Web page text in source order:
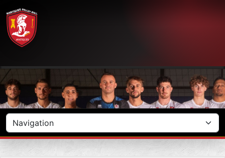
Panneau de gestion des cookies